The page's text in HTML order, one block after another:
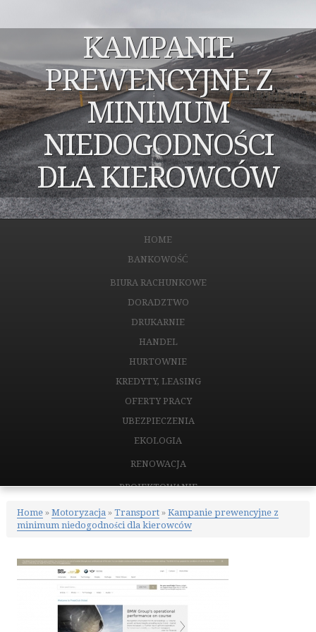
KAMPANIE
PREWENCYJNE Z
MINIMUM
NIEDOGODNOŚCI
DLA KIEROWCÓW
HOME
BANKOWOŚĆ
BIURA RACHUNKOWE
DORADZTWO
DRUKARNIE
HANDEL
HURTOWNIE
KREDYTY, LEASING
OFERTY PRACY
UBEZPIECZENIA
EKOLOGIA
RENOWACJA
PROJEKTOWANIE
REMONTY, ELEKTRYK, HYDRAULIK
MATERIAŁY BUDOWLANE
DRZWI I OKNA
KLIMATYZACJA I WENTYLACJA
NIERUCHOMOŚCI, DZIAŁKI
Home» Motoryzacja» Transport» Kampanie prewencyjne z
minimum niedogodności dla kierowców